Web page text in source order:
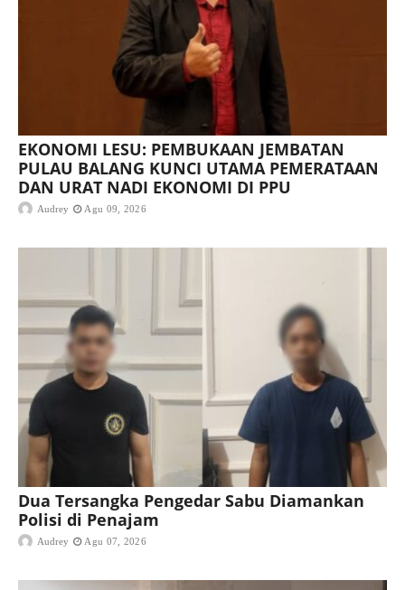
EKONOMI LESU: PEMBUKAAN JEMBATAN
PULAU BALANG KUNCI UTAMA PEMERATAAN
DAN URAT NADI EKONOMI DI PPU
Audrey Agu 09, 2026
Dua Tersangka Pengedar Sabu Diamankan
Polisi di Penajam
Audrey Agu 07, 2026